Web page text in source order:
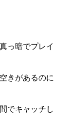
っ暗でプレイ
きがあるのに
でキャッチし